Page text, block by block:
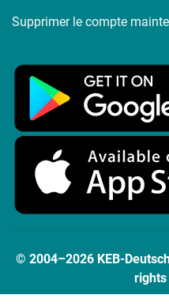
Supprimer le compte
© 2004–2026 KEB-
rights